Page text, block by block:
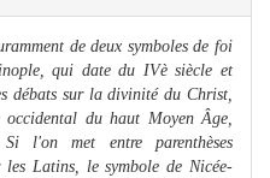
de deux symboles de foi
qui date du IVè siècle et
débats sur la divinité du Christ,
du haut Moyen Âge,
l'on met entre parenthèses
Latins, le symbole de Nicée-